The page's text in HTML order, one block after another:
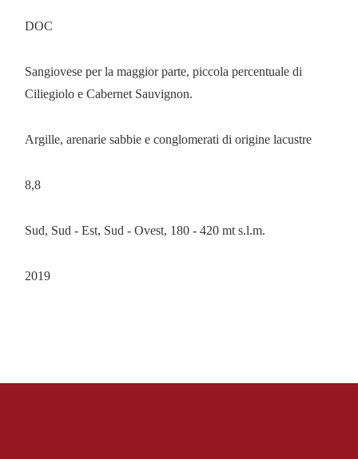
DOC
Sangiovese per la maggior parte, piccola percentuale di
Ciliegiolo e Cabernet Sauvignon.
Argille, arenarie sabbie e conglomerati di origine lacustre
8,8
Sud, Sud - Est, Sud - Ovest, 180 - 420 mt s.l.m.
2019